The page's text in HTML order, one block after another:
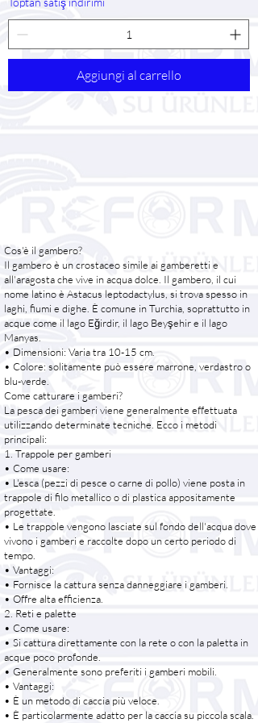
Aggiungi al carrello
Cos'è il gambero?
Il gambero è un crostaceo simile ai gamberetti e
all'aragosta che vive in acqua dolce. Il gambero, il cui
nome latino è Astacus leptodactylus, si trova spesso in
laghi, fiumi e dighe. È comune in Turchia, soprattutto in
acque come il lago Eğirdir, il lago Beyşehir e il lago
Manyas.
• Dimensioni: Varia tra 10-15 cm.
• Colore: solitamente può essere marrone, verdastro o
blu-verde.
Come catturare i gamberi?
La pesca dei gamberi viene generalmente effettuata
utilizzando determinate tecniche. Ecco i metodi
principali:
1. Trappole per gamberi
• Come usare:
• L'esca (pezzi di pesce o carne di pollo) viene posta in
trappole di filo metallico o di plastica appositamente
progettate.
• Le trappole vengono lasciate sul fondo dell'acqua dove
vivono i gamberi e raccolte dopo un certo periodo di
tempo.
• Vantaggi:
• Fornisce la cattura senza danneggiare i gamberi.
• Offre alta efficienza.
2. Reti e palette
• Come usare:
• Si cattura direttamente con la rete o con la paletta in
acque poco profonde.
• Generalmente sono preferiti i gamberi mobili.
• Vantaggi:
• È un metodo di caccia più veloce.
• È particolarmente adatto per la caccia su piccola scala.